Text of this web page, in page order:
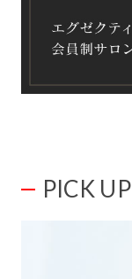
PICK UP